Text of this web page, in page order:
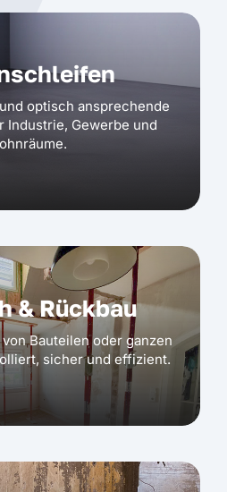
optisch ansprechende
Industrie, Gewerbe und
& Rückbau
Bauteilen oder ganzen
sicher und effizient.